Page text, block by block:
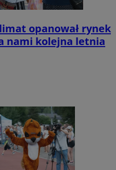
opanował rynek
nami kolejna letnia